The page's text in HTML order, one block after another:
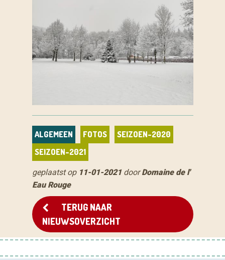
ALGEMEEN FOTOS
SEIZOEN-2020
SEIZOEN-2021
geplaatst op 11-01-2021doorDomaine de l'
Eau Rouge
TERUG NAAR
NIEUWSOVERZICHT